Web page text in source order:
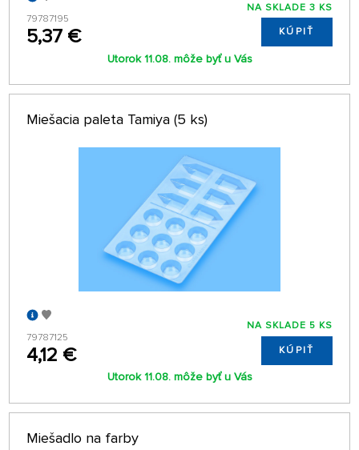
79787195
5,37 €
NA SKLADE 3 KS
KÚPIŤ
Utorok 11.08. môže byť u Vás
Miešacia paleta Tamiya (5 ks)
79787125
4,12 €
NA SKLADE 5 KS
KÚPIŤ
Utorok 11.08. môže byť u Vás
Miešadlo na farby